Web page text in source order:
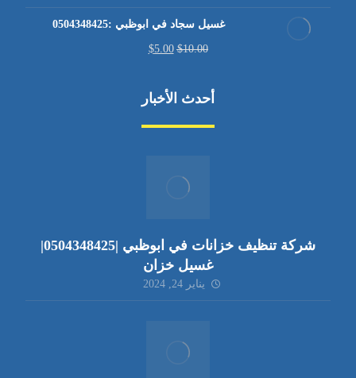
غسيل سجاد في ابوظبي :0504348425
$10.00
$5.00
أحدث الأخبار
شركة تنظيف خزانات في ابوظبي |0504348425|
غسيل خزان
يناير 24, 2024